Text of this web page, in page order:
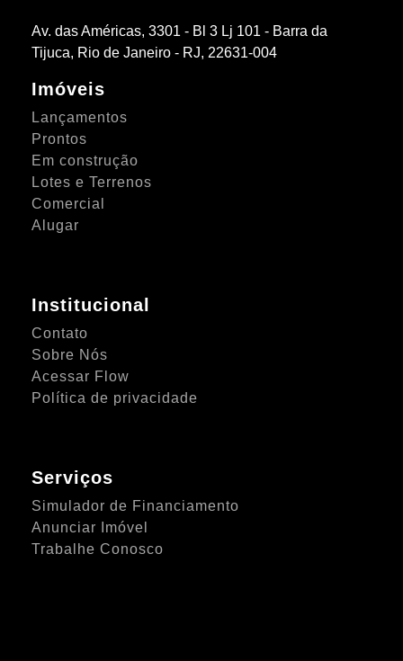
Av. das Américas, 3301 - Bl 3 Lj 101 - Barra da
Tijuca, Rio de Janeiro - RJ, 22631-004
Imóveis
Lançamentos
Prontos
Em construção
Lotes e Terrenos
Comercial
Alugar
Institucional
Contato
Sobre Nós
Acessar Flow
Política de privacidade
Serviços
Simulador de Financiamento
Anunciar Imóvel
Trabalhe Conosco